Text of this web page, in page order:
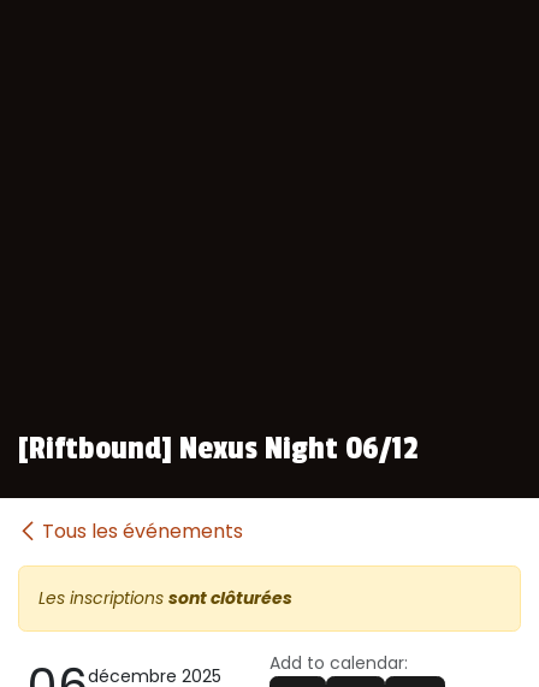
[Riftbound] Nexus Night 06/12
Tous les événements
Les inscriptions sont clôturées
décembre 2025
Add to calendar: